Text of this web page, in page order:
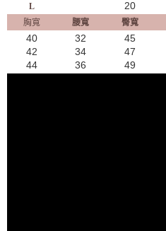
L
20
胸寬 腰寬 臀寬
40
42
44
32
34
36
45
47
49